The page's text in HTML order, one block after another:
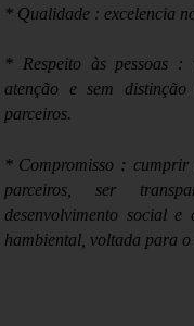
* Qualidade : excelencia
* Respeito às pessoas :
atenção e sem distinção
parceiros.
* Compromisso : cumprir
parceiros, ser
desenvolvimento social
hambiental, voltada para o